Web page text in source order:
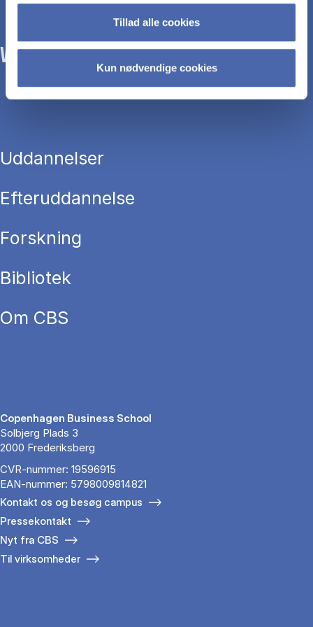
Tillad alle cookies
Kun nødvendige cookies
WE TRANSFORM SOCIETY WITH BUSINESS.
Uddannelser
Efteruddannelse
Forskning
Bibliotek
Om CBS
Copenhagen Business School
Solbjerg Plads 3
2000 Frederiksberg
CVR-nummer: 19596915
EAN-nummer: 5798009814821
Kontakt os og besøg campus
Pressekontakt
Nyt fra CBS
Til virksomheder